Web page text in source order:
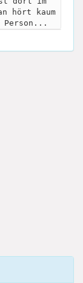
hört kaum
Person...